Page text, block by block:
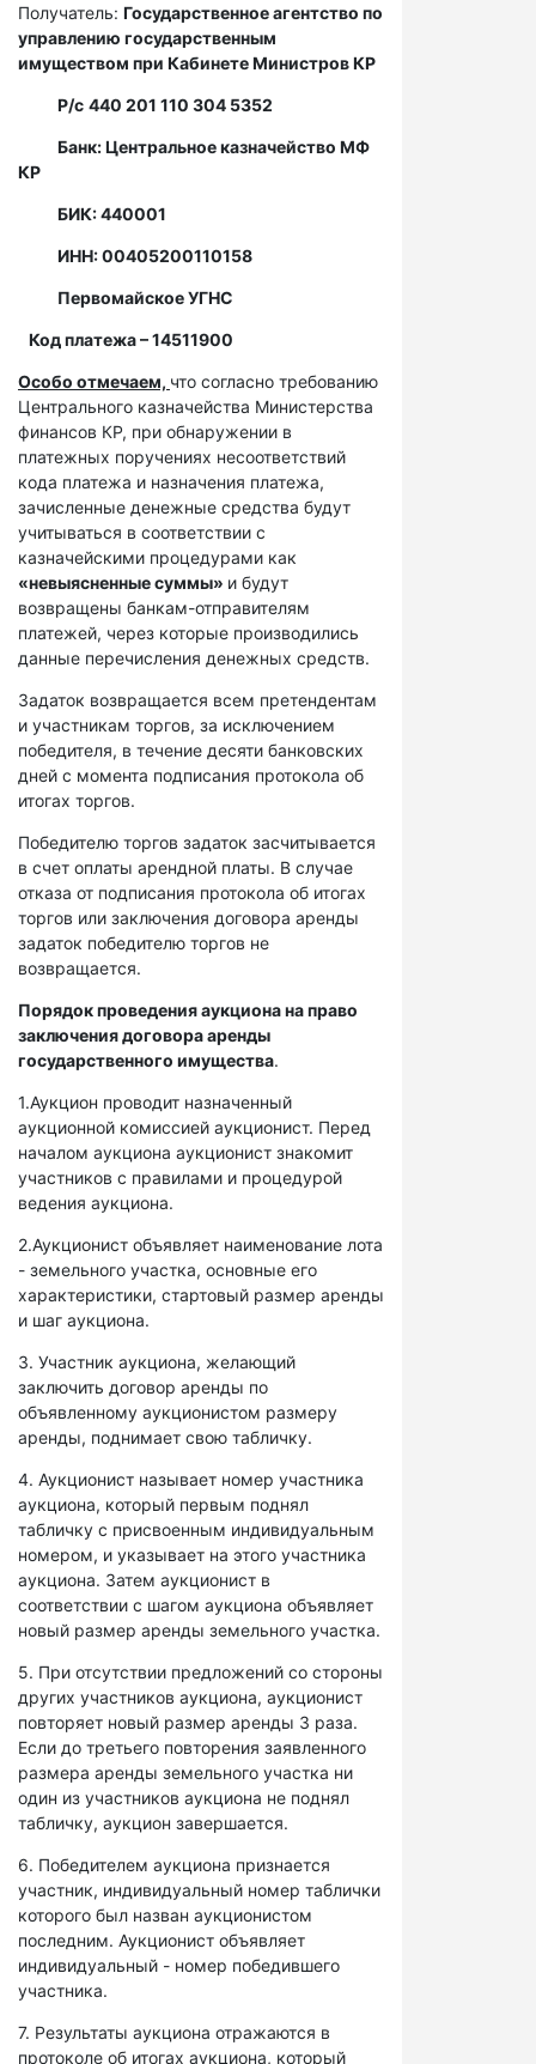
Получатель: Государственное агентство по
управлению государственным
имуществом при Кабинете Министров КР
Р/с 440 201 110 304 5352
Банк: Центральное казначейство МФ
КР
БИК: 440001
ИНН: 00405200110158
Первомайское УГНС
Код платежа – 14511900
Особо отмечаем, что согласно требованию
Центрального казначейства Министерства
финансов КР, при обнаружении в
платежных поручениях несоответствий
кода платежа и назначения платежа,
зачисленные денежные средства будут
учитываться в соответствии с
казначейскими процедурами как
«невыясненные суммы» и будут
возвращены банкам-отправителям
платежей, через которые производились
данные перечисления денежных средств.
Задаток возвращается всем претендентам
и участникам торгов, за исключением
победителя, в течение десяти банковских
дней с момента подписания протокола об
итогах торгов.
Победителю торгов задаток засчитывается
в счет оплаты арендной платы. В случае
отказа от подписания протокола об итогах
торгов или заключения договора аренды
задаток победителю торгов не
возвращается.
Порядок проведения аукциона на право
заключения договора аренды
государственного имущества.
1.Аукцион проводит назначенный
аукционной комиссией аукционист. Перед
началом аукциона аукционист знакомит
участников с правилами и процедурой
ведения аукциона.
2.Аукционист объявляет наименование лота
- земельного участка, основные его
характеристики, стартовый размер аренды
и шаг аукциона.
3. Участник аукциона, желающий
заключить договор аренды по
объявленному аукционистом размеру
аренды, поднимает свою табличку.
4. Аукционист называет номер участника
аукциона, который первым поднял
табличку с присвоенным индивидуальным
номером, и указывает на этого участника
аукциона. Затем аукционист в
соответствии с шагом аукциона объявляет
новый размер аренды земельного участка.
5. При отсутствии предложений со стороны
других участников аукциона, аукционист
повторяет новый размер аренды 3 раза.
Если до третьего повторения заявленного
размера аренды земельного участка ни
один из участников аукциона не поднял
табличку, аукцион завершается.
6. Победителем аукциона признается
участник, индивидуальный номер таблички
которого был назван аукционистом
последним. Аукционист объявляет
индивидуальный - номер победившего
участника.
7. Результаты аукциона отражаются в
протоколе об итогах аукциона, который